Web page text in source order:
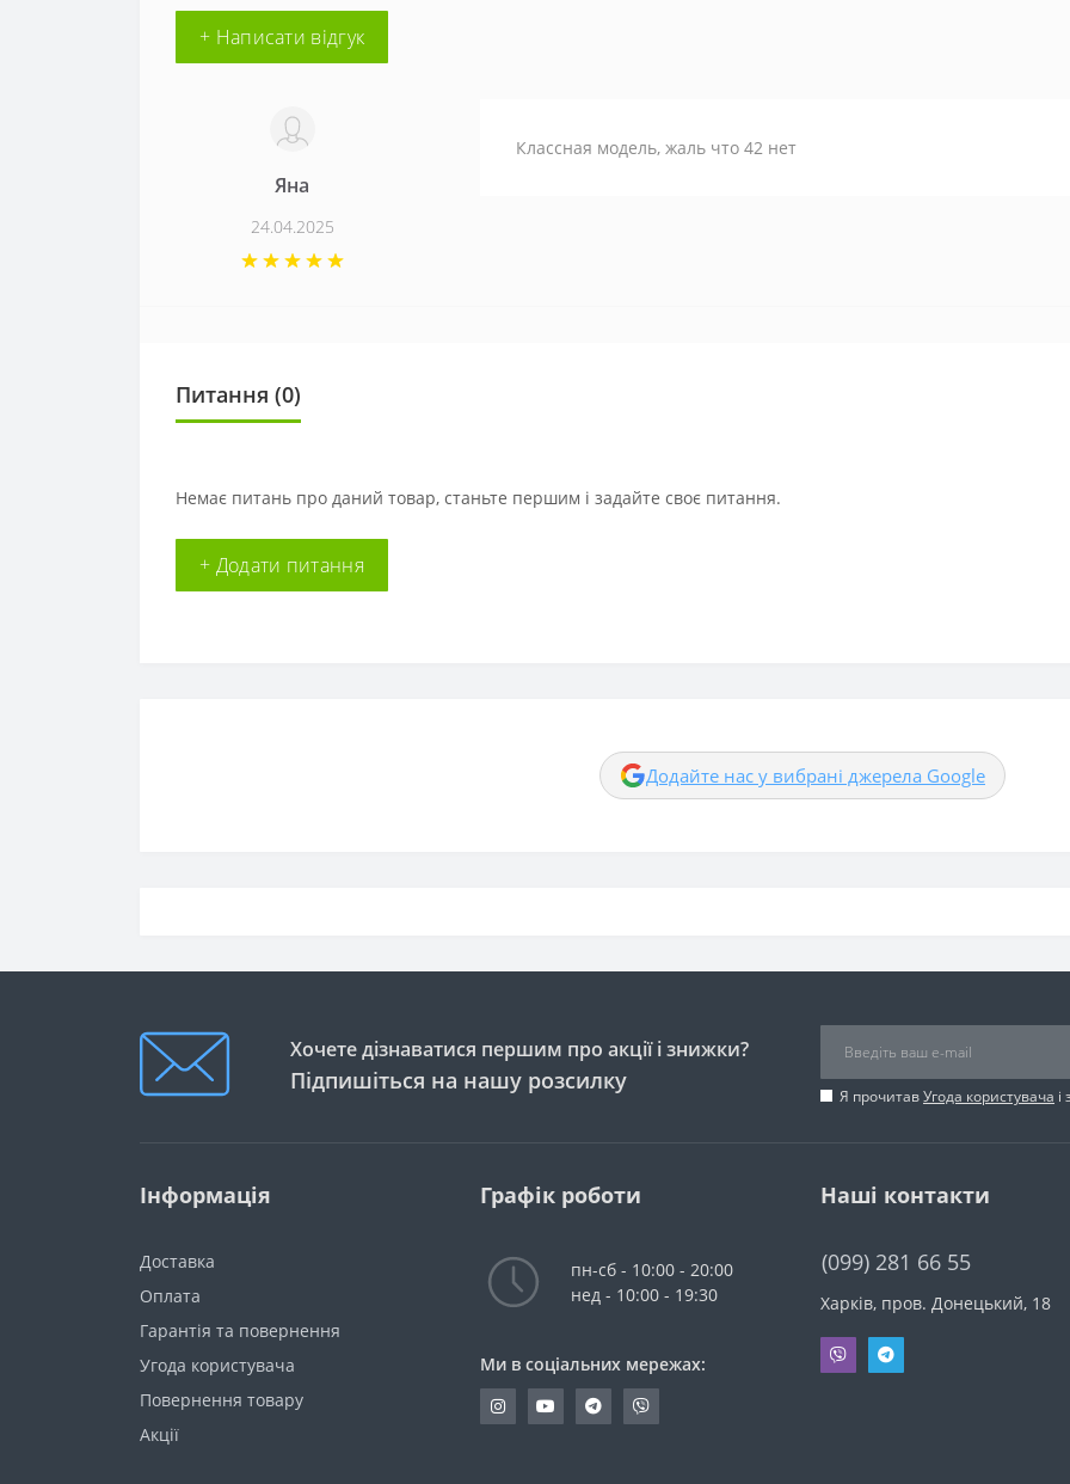
+ Написати відгук
Яна
24.04.2025
Классная модель, жаль что 42 нет
Питання (0)
Немає питань про даний товар, станьте першим і задайте своє питання.
+ Додати питання
Додайте нас у вибрані джерела Google
Хочете дізнаватися першим про акції і знижки?
Підпишіться на нашу розсилку
Я прочитавУгода користувача
Інформація
Доставка
Оплата
Гарантія та повернення
Угода користувача
Повернення товару
Акції
Графік роботи
пн-сб - 10:00 - 20:00
нед - 10:00 - 19:30
Ми в соціальних мережах:
Наші контакти
(099) 281 66 55
Харків, пров. Донецький, 18